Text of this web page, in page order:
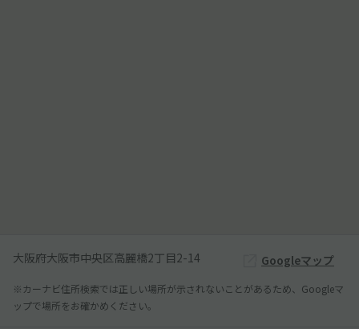
大阪府大阪市中央区高麗橋2丁目2-14 Googleマップ
※カーナビ住所検索では正しい場所が示されないことがあるため、Googleマ
ップで場所をお確かめください。